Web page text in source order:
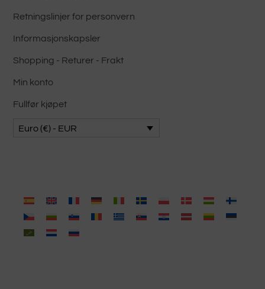
Retningslinjer for personvern
Informasjonskapsler
Shopping - Returer - Frakt
Min konto
Fullfør kjøpet
Euro (€) - EUR